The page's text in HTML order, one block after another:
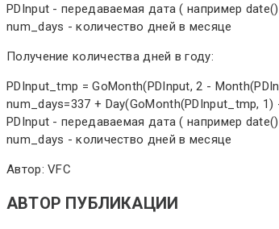
PDInput - передаваемая дата ( например
num_days - количество дней в месяце
Получение количества дней в году:
PDInput_tmp = GoMonth(PDInput, 2 -
num_days=337 + Day(GoMonth(PDInput_tmp,
PDInput - передаваемая дата ( например
num_days - количество дней в месяце
Автор: VFC
АВТОР ПУБЛИКАЦИИ